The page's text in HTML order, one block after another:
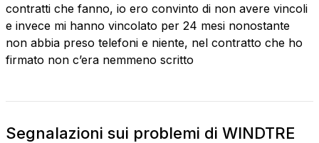
contratti che fanno, io ero convinto di non avere vincoli
e invece mi hanno vincolato per 24 mesi nonostante
non abbia preso telefoni e niente, nel contratto che ho
firmato non c’era nemmeno scritto
Segnalazioni sui problemi di WINDTRE